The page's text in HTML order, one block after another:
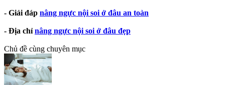
- Giải đáp nâng ngực nội soi ở đâu an toàn
- Địa chỉ nâng ngực nội soi ở đâu đẹp
Chủ đề cùng chuyên mục